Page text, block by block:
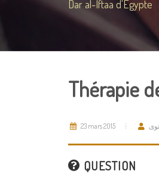
Dar al-Iftaa d'Égypte
Thérapie
23 mars 2015
QUESTION